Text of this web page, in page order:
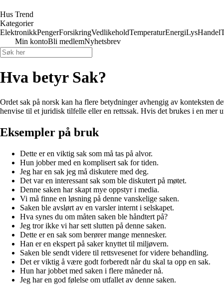
Hus Trend
Kategorier
ElektronikkPengerForsikringVedlikeholdTemperaturEnergiLysHandel
Min kontoBli medlemNyhetsbrev
Hva betyr Sak?
Ordet sak på norsk kan ha flere betydninger avhengig av konteksten
henvise til et juridisk tilfelle eller en rettssak. Hvis det brukes i en mer
Eksempler på bruk
Dette er en viktig sak som må tas på alvor.
Hun jobber med en komplisert sak for tiden.
Jeg har en sak jeg må diskutere med deg.
Det var en interessant sak som ble diskutert på møtet.
Denne saken har skapt mye oppstyr i media.
Vi må finne en løsning på denne vanskelige saken.
Saken ble avslørt av en varsler internt i selskapet.
Hva synes du om måten saken ble håndtert på?
Jeg tror ikke vi har sett slutten på denne saken.
Dette er en sak som berører mange mennesker.
Han er en ekspert på saker knyttet til miljøvern.
Saken ble sendt videre til rettsvesenet for videre behandling.
Det er viktig å være godt forberedt når du skal ta opp en sak.
Hun har jobbet med saken i flere måneder nå.
Jeg har en god følelse om utfallet av denne saken.